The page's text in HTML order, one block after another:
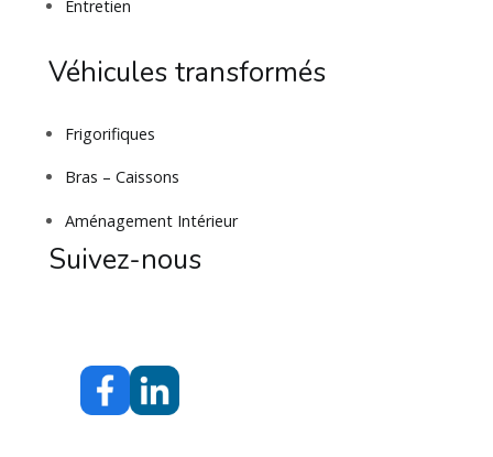
Entretien
Véhicules transformés
Frigorifiques
Bras – Caissons
Aménagement Intérieur
Suivez-nous